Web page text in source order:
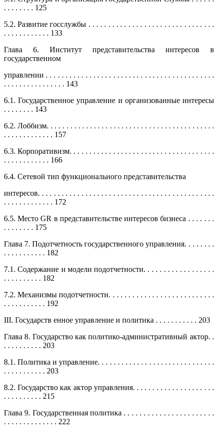
. . . . . . . . 125
5.2. Развитие госслужбы . . . . . . . . . . . . . . . . . . . . . . . . . . . . . . . .
. . . . . . . . . . . . 133
Глава 6. Институт представительства интересов в
государственном
управлении . . . . . . . . . . . . . . . . . . . . . . . . . . . . . . . . . . . . . . . . . . .
. . . . . . . . . . . . . . . . 143
6.1. Государственное управление и организованные интересы
. . . . . . . . 143
6.2. Лоббизм. . . . . . . . . . . . . . . . . . . . . . . . . . . . . . . . . . . . . . . . . . .
. . . . . . . . . . . . . 157
6.3. Корпоративизм. . . . . . . . . . . . . . . . . . . . . . . . . . . . . . . . . . . . .
. . . . . . . . . . . . 166
6.4. Сетевой тип функционального представительства
интересов. . . . . . . . . . . . . . . . . . . . . . . . . . . . . . . . . . . . . . . . . . . . .
. . . . . . . . . . . . . 172
6.5. Место GR в представительстве интересов бизнеса . . . . . . .
. . . . . . . . 175
Глава 7. Подотчетность государственного управления. . . . . . . .
. . . . . . . . . . . 182
7.1. Содержание и модели подотчетности. . . . . . . . . . . . . . . . . .
. . . . . . . . . . 182
7.2. Механизмы подотчетности. . . . . . . . . . . . . . . . . . . . . . . . . . .
. . . . . . . . . . . 192
III. Государств енное управление и политика . . . . . . . . . . . 203
Глава 8. Государство как политико-административный актор. .
. . . . . . . . . . 203
8.1. Политика и управление. . . . . . . . . . . . . . . . . . . . . . . . . . . . . .
. . . . . . . . . . . 203
8.2. Государство как актор управления. . . . . . . . . . . . . . . . . . . . .
. . . . . . . . . . 215
Глава 9. Государственная политика . . . . . . . . . . . . . . . . . . . . . . .
. . . . . . . . . . . . . . 222